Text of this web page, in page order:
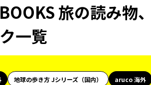
旅の読み物
一覧
地球の歩き方 Jシリーズ（国内） aruco 海外